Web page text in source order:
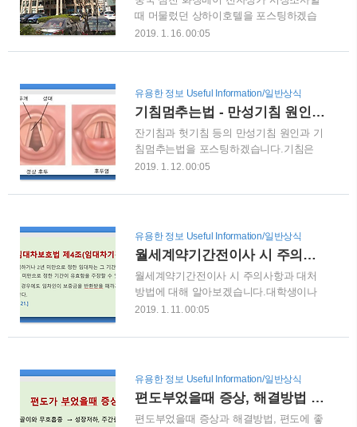
때 머물렀던 상하이호텔을 포스팅하겠습
니다. 이름은 상하이호텔로 심천지하철 1
치하고 있어서, 호텔의 위치가 최적이라는
판단하에 예약했습니다.가격은 약 9만원이
었고, 저렴할때는 5만원대일 경우도 있으
니 관심을 가지고 보시면 되겠습니다. 상
작게 느껴집니다. 그래도 163개 객실이 있
여행목적으로 심천을 찾는 분들도 머물기
좋은 호텔로 생각됩니다. 로비의 모습은
크지는 않지만, 직원들이 친절합니다.기계
적으로..
2019. 1. 16. 00:05
유용한 정보 Useful Information/일반상식
기침멈추는법 - 만성기침 원인(잔기침, 헛기침)
잔기침과 헛기침 등의 만성기침 원인과 기
침멈추는법을 포스팅하겠습니다.기침은
유해물질이 기도안으로 들어오는 것을 방
없애주는 정상적인 신체방어 입니다.만성
부분 3주 이내에 기침이 멈춥니다.그러나
3주 이상 잔기침과 헛기침이 계속 이어진
다면 역류성 후두염과 같은 질환을 의심할
수 있습니다. 보통 기침이 8주 이상이 지속
되면 만성기침으로 진단하게 되는데, 보통
염과 만성기관지염입니다.위산의 자극으
과 헛기침 등의 만성기침 때문에 힘겨운
생활을 하게 됩니다. 만성기침의 원인만성
기침의 원인인 역류성 후두염과 만성기관
지염은..
2019. 1. 12. 00:05
유용한 정보 Useful Information/일반상식
월세계약기간전이사 시 주의사항 및 대처방법
월세계약기간전이사 시 주의사항과 대처
방법에 대해 알아보겠습니다.대학생이나
사회초년생이 독립을 하게 되면 자취를 하
경우가 많습니다.임대차계약서를 작성을
주택임대차보호법에 따라 2년을 거주할 수
있도록 법적인 장치가 마련되어 있습니다.
만약 임대차 계약기간을 1년을 약정하였더
2019. 1. 11. 00:05
유용한 정보 Useful Information/일반상식
편도부었을때 증상, 해결방법 알아보기 - 편도에 좋은 음식
편도부었을때 증상과 해결방법, 편도에 좋